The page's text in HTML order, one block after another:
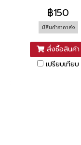
SuperCub (90L)
฿150
มีสินค้าราคาส่ง
สั่งซื้อสินค้า
เปรียบเทียบ